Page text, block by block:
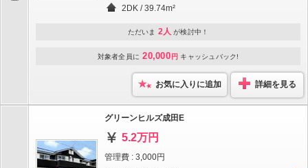
2DK / 39.74m²
ただいま 2人 が検討中！
対象者全員に 20,000 円 キャッシュバック!
お気に入りに追加 詳細を見る
グリーンヒルズ成田E
5.2万円
管理費 : 3,000円